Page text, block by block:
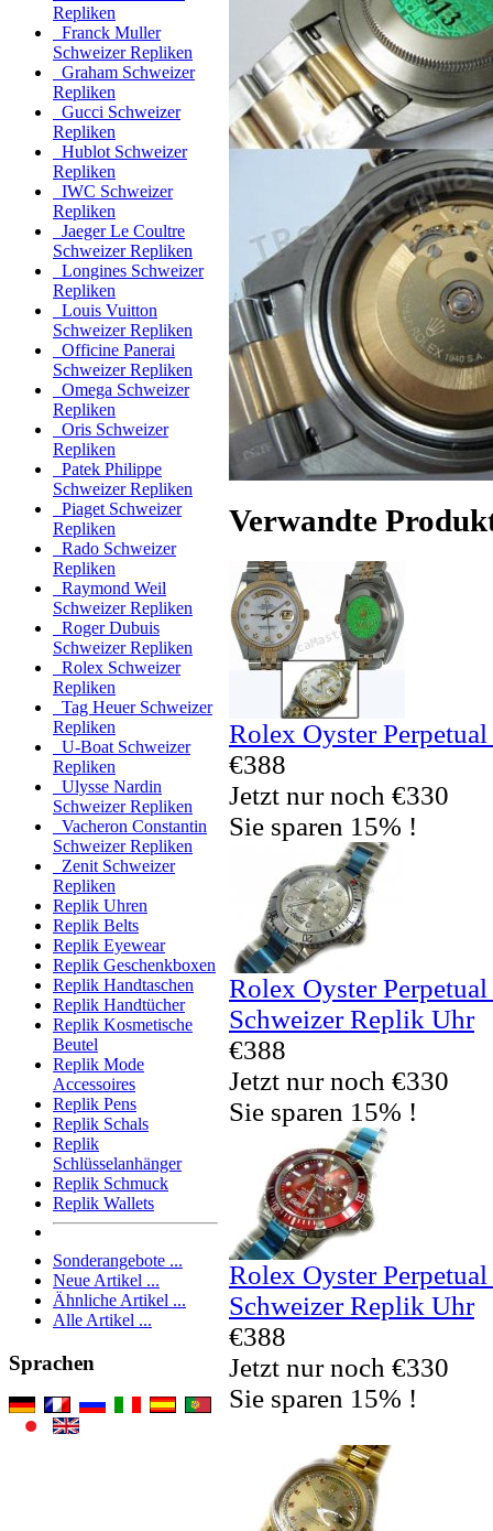
Repliken
Franck Muller
Schweizer Repliken
Graham Schweizer
Repliken
Gucci Schweizer
Repliken
Hublot Schweizer
Repliken
IWC Schweizer
Repliken
Jaeger Le Coultre
Schweizer Repliken
Longines Schweizer
Repliken
Louis Vuitton
Schweizer Repliken
Officine Panerai
Schweizer Repliken
Omega Schweizer
Repliken
Oris Schweizer
Repliken
Patek Philippe
Schweizer Repliken
Piaget Schweizer
Repliken
Rado Schweizer
Repliken
Raymond Weil
Schweizer Repliken
Roger Dubuis
Schweizer Repliken
Rolex Schweizer
Repliken
Tag Heuer Schweizer
Repliken
U-Boat Schweizer
Repliken
Ulysse Nardin
Schweizer Repliken
Vacheron Constantin
Schweizer Repliken
Zenit Schweizer
Repliken
Replik Uhren
Replik Belts
Replik Eyewear
Replik Geschenkboxen
Replik Handtaschen
Replik Handtücher
Replik Kosmetische
Beutel
Replik Mode
Accessoires
Replik Pens
Replik Schals
Replik
Schlüsselanhänger
Replik Schmuck
Replik Wallets
Sonderangebote ...
Neue Artikel ...
Ähnliche Artikel ...
Alle Artikel ...
Sprachen
Verwandte
Rolex Oyster
€388
Jetzt nur noch €330
Sie sparen 15% !
Rolex Oyster
Schweizer Replik Uhr
€388
Jetzt nur noch €330
Sie sparen 15% !
Rolex Oyster
Schweizer Replik Uhr
€388
Jetzt nur noch €330
Sie sparen 15% !